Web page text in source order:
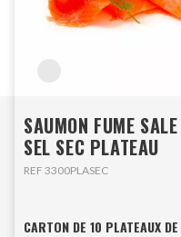
SAUMON FUME
SEL SEC PLATEAU
REF 3300PLASEC
CARTON DE 10 PLATEAUX